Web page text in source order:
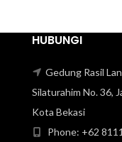
HUBUNGI
Gedung Rasil
Silaturahim No. 36,
Kota Bekasi
Phone: +62